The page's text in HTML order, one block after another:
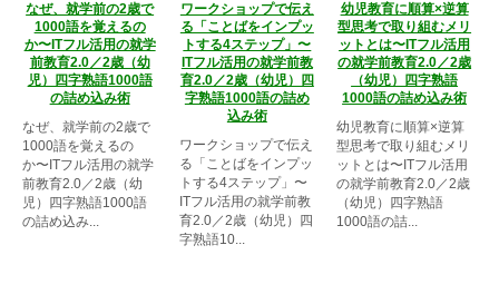
なぜ、就学前の2歳で
1000語を覚えるの
か〜ITフル活用の就学
前教育2.0／2歳（幼
児）四字熟語1000語
の詰め込み術
なぜ、就学前の2歳で
1000語を覚えるの
か〜ITフル活用の就学
前教育2.0／2歳（幼
児）四字熟語1000語
の詰め込み...
ワークショップで伝え
る「ことばをインプッ
トする4ステップ」〜
ITフル活用の就学前教
育2.0／2歳（幼児）四
字熟語1000語の詰め
込み術
ワークショップで伝え
る「ことばをインプッ
トする4ステップ」〜
ITフル活用の就学前教
育2.0／2歳（幼児）四
字熟語10...
幼児教育に順算×逆算
型思考で取り組むメリ
ットとは〜ITフル活用
の就学前教育2.0／2歳
（幼児）四字熟語
1000語の詰め込み術
幼児教育に順算×逆算
型思考で取り組むメリ
ットとは〜ITフル活用
の就学前教育2.0／2歳
（幼児）四字熟語
1000語の詰...